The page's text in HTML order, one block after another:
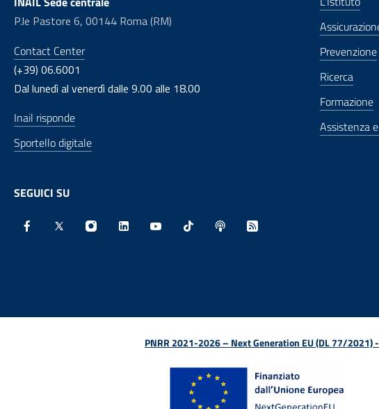
P.le Pastore 6, 00144 Roma (RM)
Contact Center
(+39) 06.6001
Dal lunedì al venerdì dalle 9.00 alle 18.00
Inail risponde
Sportello digitale
SEGUICI SU
Prevenzione
Ricerca
Formazione
Assistenza
PNRR 2021-2026 – Next Generation EU (DL 77/